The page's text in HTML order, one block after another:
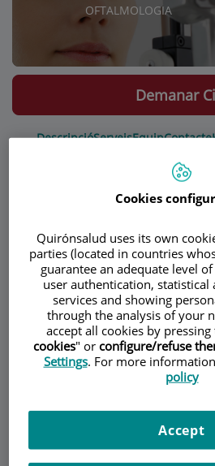
OFTALMOLOGIA
DescripcióServeisEquipContacte
Demanar
Oftalmologia
L'agudesa visual en el
pràcticament nul·la i arriba al
d'edat. La cura de la visió en
important, perquè els
fonamentals per al seu
Quan s'ha de portar el nen al
Els motius més freqüents són:
Apropar-se
Cookies
Quirónsalud uses its own
parties (located in countries
guarantee an adequate level
user authentication, statistical
services and showing
through the analysis of your
accept all cookies by
cookies" or configure/refuse
Settings. For more
policy
Accept